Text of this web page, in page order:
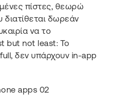
πίστες, θεωρώ
δωρεάν
να το
but not least: Το
full, δεν υπάρχουν in-app